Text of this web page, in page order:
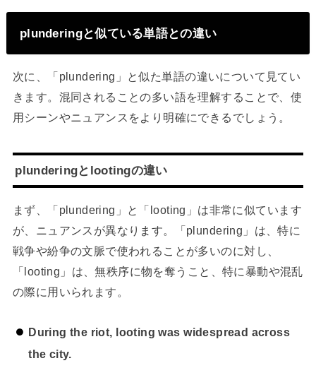
plunderingと似ている単語との違い
次に、「plundering」と似た単語の違いについて見てい
きます。混同されることの多い語を理解することで、使
用シーンやニュアンスをより明確にできるでしょう。
plunderingとlootingの違い
まず、「plundering」と「looting」は非常に似ています
が、ニュアンスが異なります。「plundering」は、特に
戦争や紛争の文脈で使われることが多いのに対し、
「looting」は、無秩序に物を奪うこと、特に暴動や混乱
の際に用いられます。
During the riot, looting was widespread across
the city.